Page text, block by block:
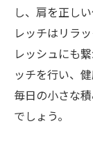
し、肩を正し
レッチはリラ
レッシュにも
ッチを行い、
毎日の小さな
でしょう。